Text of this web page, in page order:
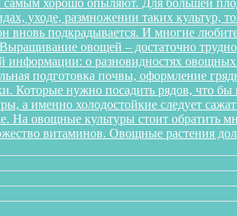
самым хорошо опыляют. Для большей
уходе, размножении таких культур,
подкрадывается. И многие
овощей – достаточно
о разновидностях
подготовка почвы, оформление
Которые нужно посадить рядов, что бы
а именно холодостойкие следует
На овощные культуры стоит обратить
витаминов. Овощные растения